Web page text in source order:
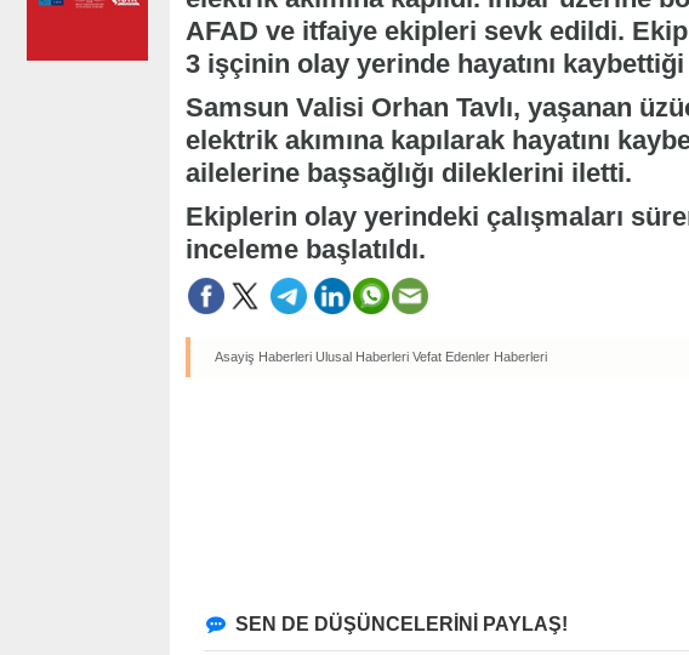
AFAD ve itfaiye ekipleri sevk edildi.
3 işçinin olay yerinde hayatını
Samsun Valisi Orhan Tavlı, yaşanan
elektrik akımına kapılarak hayatını
ailelerine başsağlığı dileklerini iletti.
Ekiplerin olay yerindeki çalışmaları
inceleme başlatıldı.
Asayiş Haberleri Ulusal Haberleri Vefat Edenler Haberleri
SEN DE DÜŞÜNCELERİNİ PAYLAŞ!